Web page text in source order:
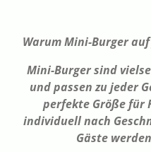
Warum Mini-Burger
Mini-Burger sind
und passen zu jeder
perfekte Größe für
individuell nach
Gäste